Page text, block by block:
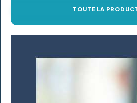
TOUTE LA